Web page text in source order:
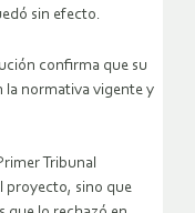
sin efecto.
confirma que su
la normativa vigente y
Tribunal
proyecto, sino que